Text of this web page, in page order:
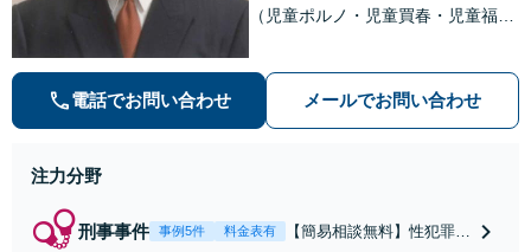
（児童ポルノ・児童買春・児童福祉
等）に非常に詳しい弁護士です
電話でお問い合わせ メールでお問い合わせ
注力分野
刑事事件 事例5件 料金表有
【簡易相談無料】性犯罪